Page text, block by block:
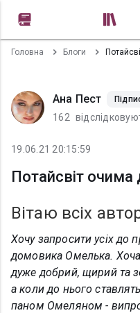
Головна Блоги
Ана Пест
162
19.06.21 20:15:59
Потайсвіт
Вітаю всіх
Хочу запросити усіх до
домовика Омелька.
дуже добрий, щирий та
а коли до нього
паном Омеляном -